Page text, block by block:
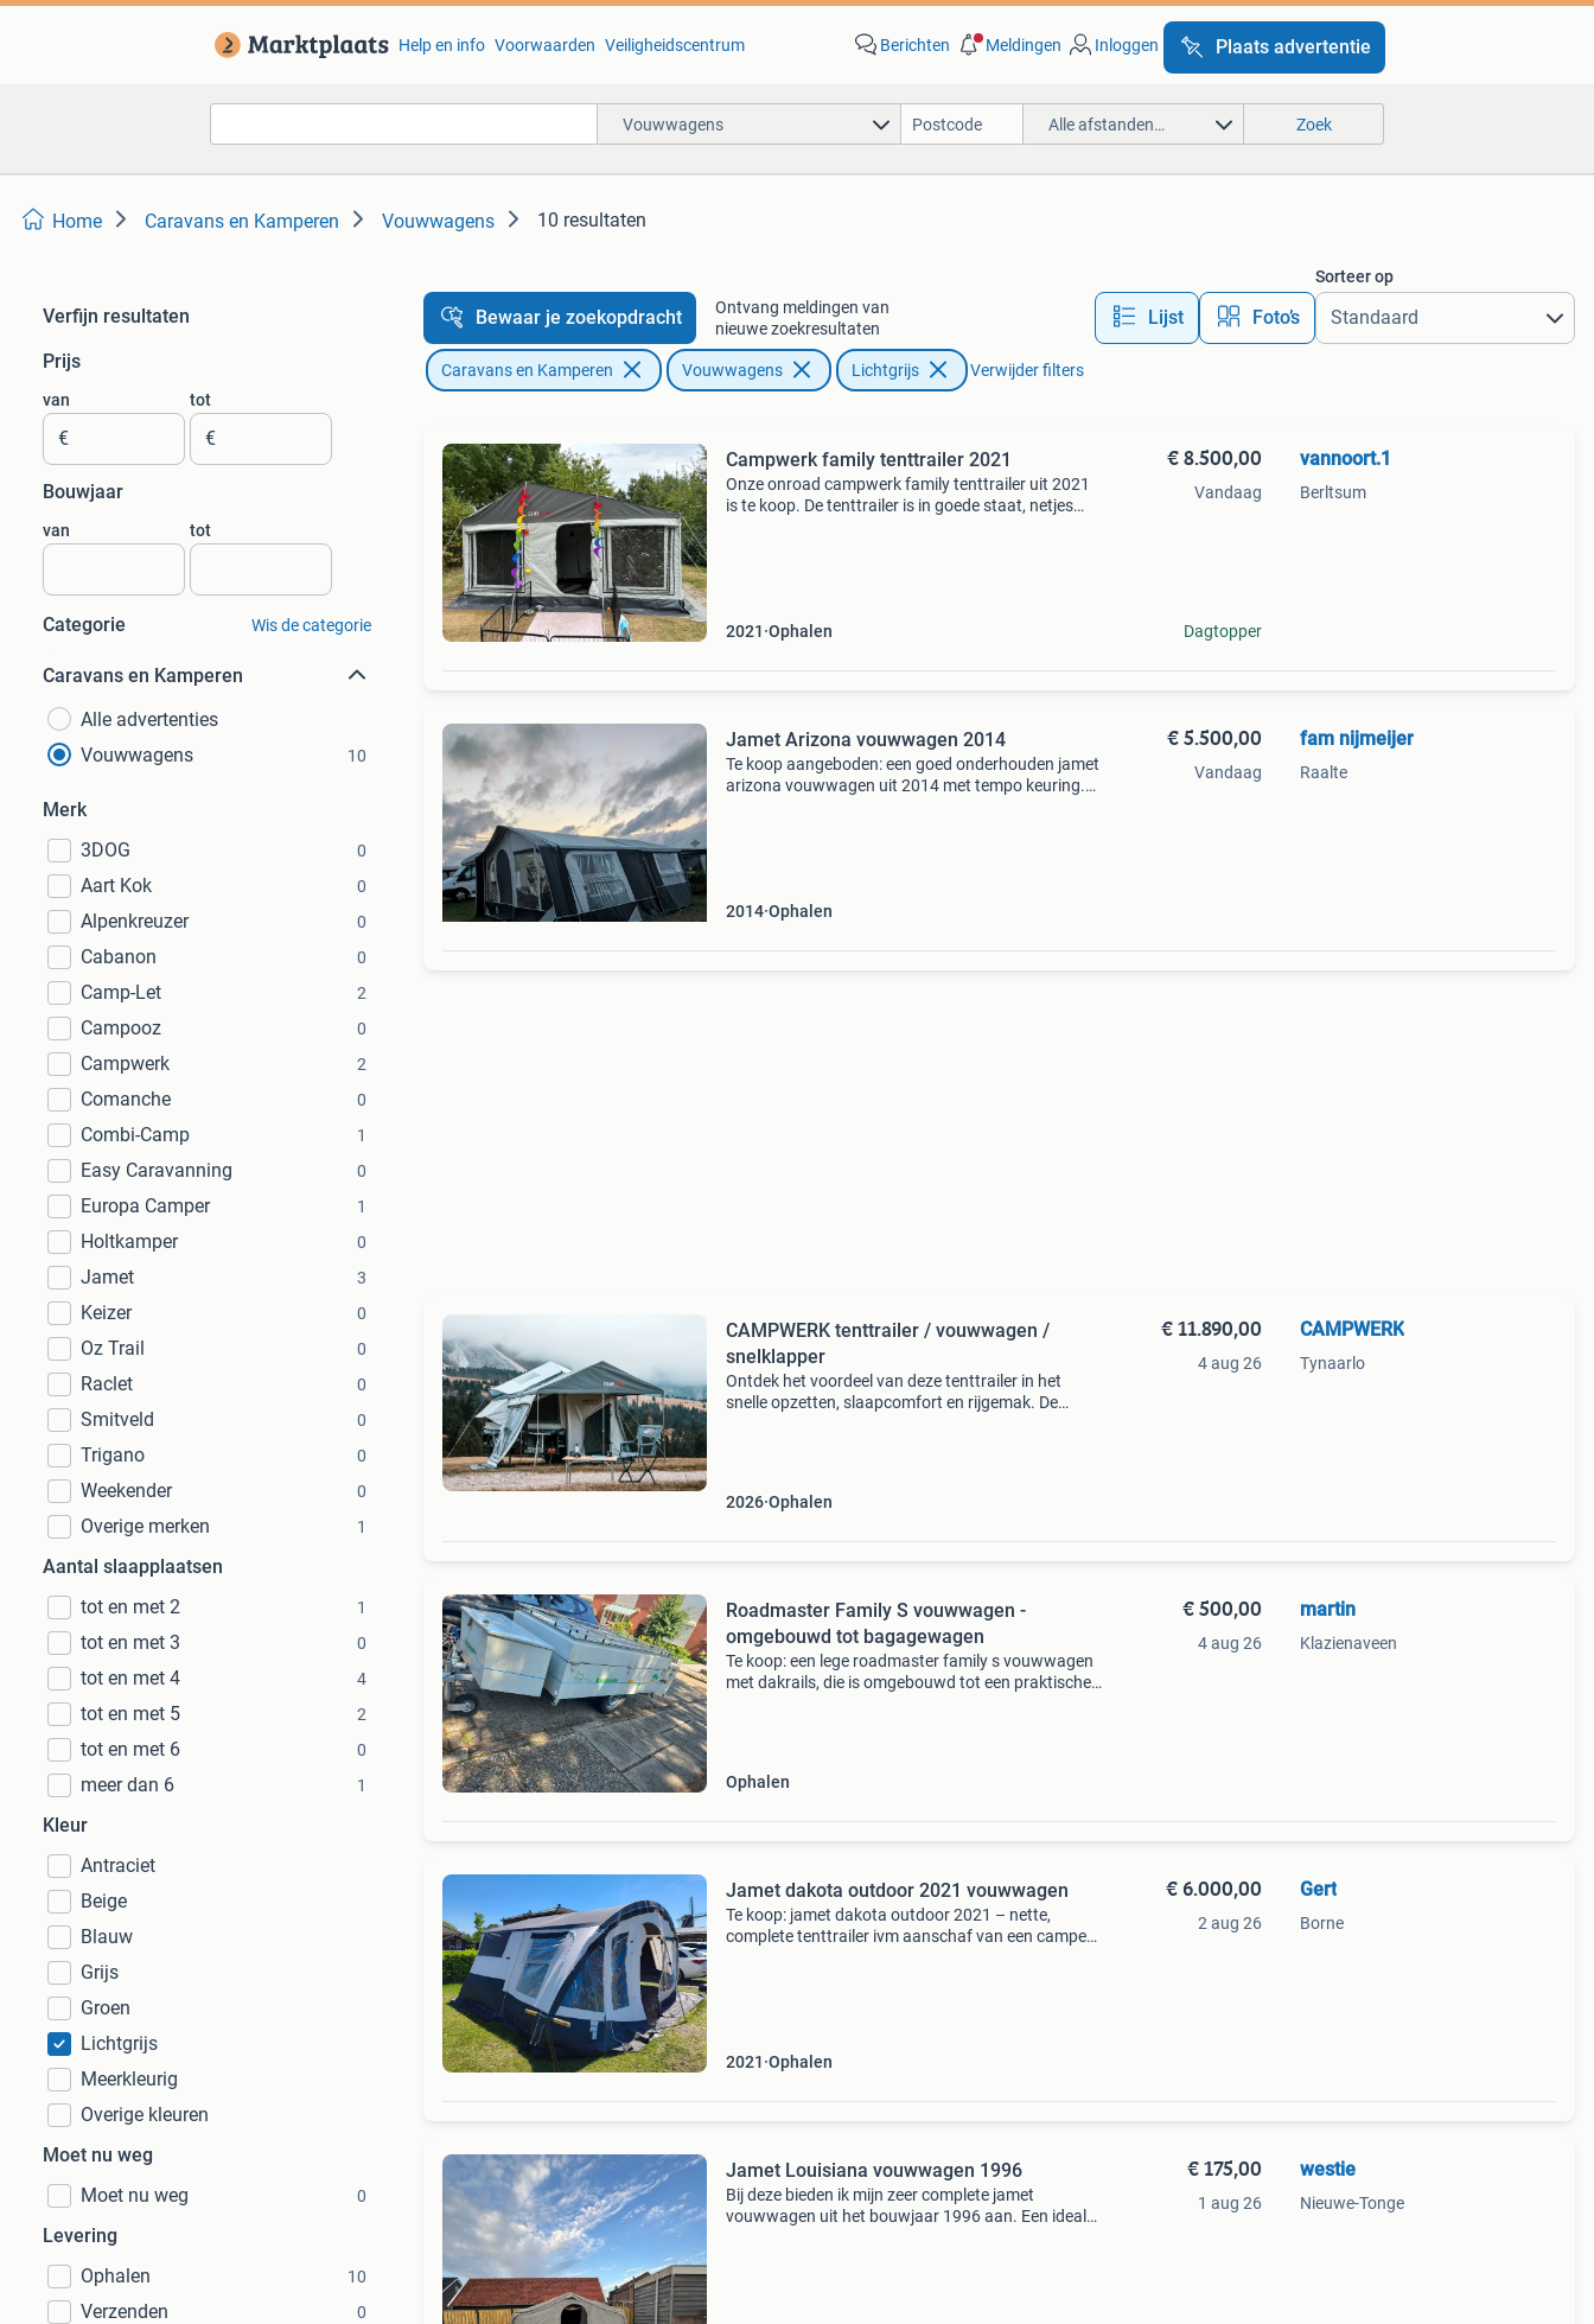
Help en info Voorwaarden Veiligheidscentrum Berichten Meldingen Inloggen Plaats advertentie
Vouwwagens Alle afstanden… Zoek
Home Caravans en Kamperen Vouwwagens 10 resultaten
Verfijn resultaten
Prijs
van
€
tot
€
Bouwjaar
van tot
Categorie Wis de categorie
Caravans en Kamperen
Alle advertenties
Vouwwagens
10
Merk
3DOG
0
Aart Kok 0
Alpenkreuzer 0
Cabanon 0
Camp-Let 2
Campooz 0
Campwerk 2
Comanche 0
Combi-Camp 1
Easy Caravanning 0
Europa Camper 1
Holtkamper 0
Jamet 3
Keizer 0
Oz Trail 0
Raclet 0
Smitveld 0
Trigano 0
Weekender 0
Overige merken 1
Aantal slaapplaatsen
tot en met 2
1
tot en met 3 0
tot en met 4 4
tot en met 5 2
tot en met 6 0
meer dan 6 1
Kleur
Antraciet
Beige
Blauw
Grijs
Groen
Lichtgrijs
Meerkleurig
Overige kleuren
Moet nu weg
Moet nu weg
0
Levering
Ophalen
10
Verzenden 0
Bewaar je zoekopdracht
Ontvang meldingen van
nieuwe zoekresultaten
Lijst Foto’s
Sorteer op
Caravans en Kamperen Vouwwagens Lichtgrijs Verwijder filters
Campwerk family tenttrailer 2021
Onze onroad campwerk family tenttrailer uit 2021
is te koop. De tenttrailer is in goede staat, netjes
2021 Ophalen
€ 8.500,00
Vandaag
Dagtopper
vannoort.1
Berltsum
Jamet Arizona vouwwagen 2014
Te koop aangeboden: een goed onderhouden jamet
arizona vouwwagen uit 2014 met tempo keuring.
2014 Ophalen
€ 5.500,00
Vandaag
fam nijmeijer
Raalte
CAMPWERK tenttrailer / vouwwagen /
snelklapper
Ontdek het voordeel van deze tenttrailer in het
snelle opzetten, slaapcomfort en rijgemak. De
2026 Ophalen
€ 11.890,00
4 aug 26
CAMPWERK
Tynaarlo
Roadmaster Family S vouwwagen -
omgebouwd tot bagagewagen
Te koop: een lege roadmaster family s vouwwagen
met dakrails, die is omgebouwd tot een praktische
Ophalen
€ 500,00
4 aug 26
martin
Klazienaveen
Jamet dakota outdoor 2021 vouwwagen
Te koop: jamet dakota outdoor 2021 – nette,
complete tenttrailer ivm aanschaf van een camper
2021 Ophalen
€ 6.000,00
2 aug 26
Gert
Borne
Jamet Louisiana vouwwagen 1996
Bij deze bieden ik mijn zeer complete jamet
vouwwagen uit het bouwjaar 1996 aan. Een ideale,
€ 175,00
1 aug 26
westie
Nieuwe-Tonge